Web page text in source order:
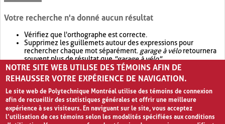
Votre recherche n'a donné aucun résultat
Vérifiez que l'orthographe est correcte.
Supprimez les guillemets autour des expressions pour
rechercher chaque mot séparément. garage à véloretournera
souvent plus de résultat que"garage à vélo".
Envisagez d'élargir votre recherche avec OR.garage OR vélo
retournera souvent plus de résultat quegarage à vélo
NOTRE SITE WEB UTILISE DES TÉMOINS AFIN DE
REHAUSSER VOTRE EXPÉRIENCE DE NAVIGATION.
Le site web de Polytechnique Montréal utilise des témoins de connexion
afin de recueillir des statistiques générales et offrir une meilleure
expérience à ses visiteurs. En naviguant sur le site, vous acceptez
l’utilisation de ces témoins selon les modalités spécifiées aux conditions